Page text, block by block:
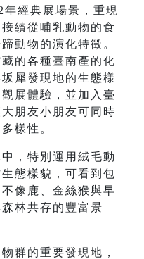
經典展場景，重現
續從哺乳動物的食
動物的演化特徵。
的各種臺南產的化
犀發現地的生態樣
展體驗，並加入臺
朋友小朋友可同時
樣性。
，特別運用絨毛動
態樣貌，可看到包
像鹿、金絲猴與早
林共存的豐富景
群的重要發現地，